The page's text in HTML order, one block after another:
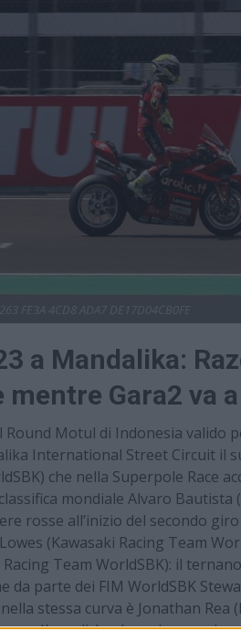
a Mandalika:
mentre Gara2 va
Motul di Indonesia valido
International Street Circuit il
che nella Superpole Race
mondiale Alvaro Bautista
rosse all’inizio del secondo
(Kawasaki Racing Team
Team WorldSBK): il
parte dei FIM WorldSBK
stessa curva è Jonathan Rea